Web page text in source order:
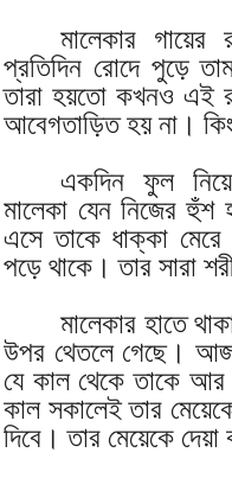
মালেকার
প্রতিদিন রোদে পুড়ে
তারা হয়তো কখনও এই
আবেগতাড়িত হয় না।
একদিন ফুল
মালেকা যেন নিজের হুঁশ
এসে তাকে ধাক্কা
পড়ে থাকে। তার সারা
মালেকার হাতে
উপর থেতলে গেছে। আজ
যে কাল থেকে তাকে
কাল সকালেই তার
দিবে। তার মেয়েকে